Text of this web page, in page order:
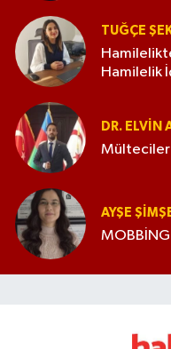
TUĞÇE
Hamilelik
DR. ELVIN
Mülteciler
AYŞE
MOBBİNG